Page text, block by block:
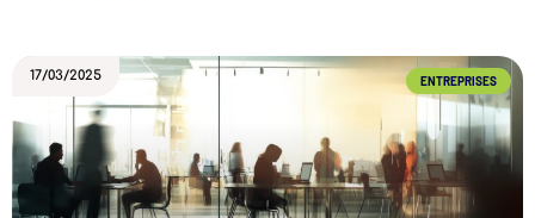
ENTREPRISES
17/03/2025